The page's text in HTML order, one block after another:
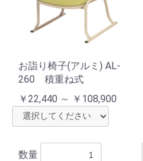
お詣り椅子(アルミ) AL-
260 積重ね式
￥22,440 ～ ￥108,900
数量